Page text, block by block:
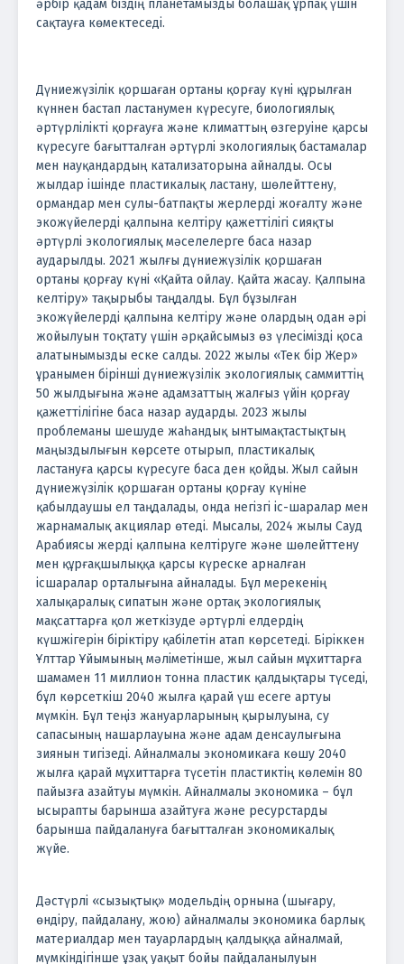
әрбір қадам біздің планетамызды болашақ ұрпақ үшін
сақтауға көмектеседі.
Дүниежүзілік қоршаған ортаны қорғау күні құрылған
күннен бастап ластанумен күресуге, биологиялық
әртүрлілікті қорғауға және климаттың өзгеруіне қарсы
күресуге бағытталған әртүрлі экологиялық бастамалар
мен науқандардың катализаторына айналды. Осы
жылдар ішінде пластикалық ластану, шөлейттену,
ормандар мен сулы-батпақты жерлерді жоғалту және
экожүйелерді қалпына келтіру қажеттілігі сияқты
әртүрлі экологиялық мәселелерге баса назар
аударылды. 2021 жылғы дүниежүзілік қоршаған
ортаны қорғау күні «Қайта ойлау. Қайта жасау. Қалпына
келтіру» тақырыбы таңдалды. Бұл бұзылған
экожүйелерді қалпына келтіру және олардың одан әрі
жойылуын тоқтату үшін әрқайсымыз өз үлесімізді қоса
алатынымызды еске салды. 2022 жылы «Тек бір Жер»
ұранымен бірінші дүниежүзілік экологиялық саммиттің
50 жылдығына және адамзаттың жалғыз үйін қорғау
қажеттілігіне баса назар аударды. 2023 жылы
проблеманы шешуде жаһандық ынтымақтастықтың
маңыздылығын көрсете отырып, пластикалық
ластануға қарсы күресуге баса ден қойды. Жыл сайын
дүниежүзілік қоршаған ортаны қорғау күніне
қабылдаушы ел таңдалады, онда негізгі іс-шаралар мен
жарнамалық акциялар өтеді. Мысалы, 2024 жылы Сауд
Арабиясы жерді қалпына келтіруге және шөлейттену
мен құрғақшылыққа қарсы күреске арналған
ісшаралар орталығына айналады. Бұл мерекенің
халықаралық сипатын және ортақ экологиялық
мақсаттарға қол жеткізуде әртүрлі елдердің
күшжігерін біріктіру қабілетін атап көрсетеді. Біріккен
Ұлттар Ұйымының мәліметінше, жыл сайын мұхиттарға
шамамен 11 миллион тонна пластик қалдықтары түседі,
бұл көрсеткіш 2040 жылға қарай үш есеге артуы
мүмкін. Бұл теңіз жануарларының қырылуына, су
сапасының нашарлауына және адам денсаулығына
зиянын тигізеді. Айналмалы экономикаға көшу 2040
жылға қарай мұхиттарға түсетін пластиктің көлемін 80
пайызға азайтуы мүмкін. Айналмалы экономика – бұл
ысырапты барынша азайтуға және ресурстарды
барынша пайдалануға бағытталған экономикалық
жүйе.
Дәстүрлі «сызықтық» модельдің орнына (шығару,
өндіру, пайдалану, жою) айналмалы экономика барлық
материалдар мен тауарлардың қалдыққа айналмай,
мүмкіндігінше ұзақ уақыт бойы пайдаланылуын